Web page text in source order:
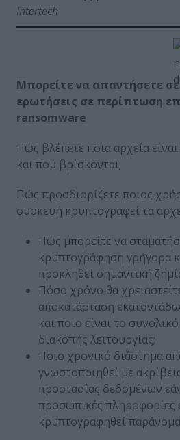
Intertech
Μπορείτε να απαντήσετε σε
ερωτήσεις σε περίπτωση
ransomware
Πώς βλέπετε ποια αρχεία
και πού βρίσκονται;
Πώς προσδιορίζετε ποιος
συσκευή κρυπτογραφεί τα
Πώς μπορείτε να
κρυπτογράφηση γρήγορα
προκληθεί σημαντική
Πόσο χρόνο θα
αποκατάσταση
και ποιο είναι το
διακοπής λειτουργίας;
Ποιο χρονικό διάστημα
γνωστοποιηθεί με
προστασίας δεδομένων
προσωπικές πληροφορίες
κρυπτογραφηθεί